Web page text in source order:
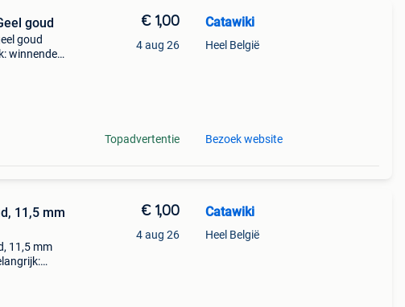
goud
goud
winnende
€ 1,00
4 aug 26
Topadvertentie
Catawiki
Heel België
Bezoek website
11,5 mm
11,5 mm
€ 1,00
4 aug 26
Catawiki
Heel België